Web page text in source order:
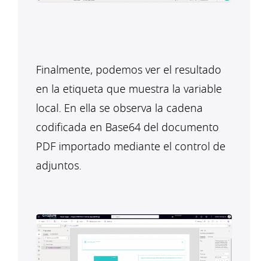
Finalmente, podemos ver el resultado
en la etiqueta que muestra la variable
local. En ella se observa la cadena
codificada en Base64 del documento
PDF importado mediante el control de
adjuntos.